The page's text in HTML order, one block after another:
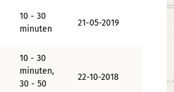
10 - 30
minuten
21-05-2019
10 - 30
minuten,
30 - 50
22-10-2018